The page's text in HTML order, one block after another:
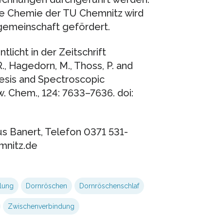
Chemie der TU Chemnitz wird
gefördert.
in der Zeitschrift
Hagedorn, M., Thoss, P. and
and Spectroscopic
124: 7633–7636. doi:
Banert, Telefon 0371 531-
Dornröschen Dornröschenschlaf
Zwischenverbindung